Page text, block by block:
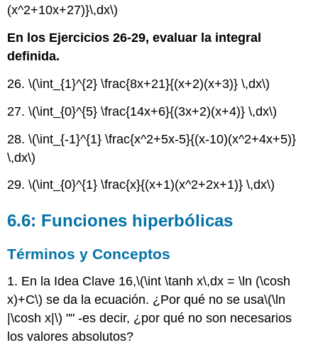
(x^2+10x+27)}\,dx\)
En los Ejercicios 26-29, evaluar la integral
definida.
26.\(\int_{1}^{2} \frac{8x+21}{(x+2)(x+3)} \,dx\)
27.\(\int_{0}^{5} \frac{14x+6}{(3x+2)(x+4)} \,dx\)
28.\(\int_{-1}^{1} \frac{x^2+5x-5}{(x-10)(x^2+4x+5)}
\,dx\)
29.\(\int_{0}^{1} \frac{x}{(x+1)(x^2+2x+1)} \,dx\)
6.6: Funciones hiperbólicas
Términos y Conceptos
1. En la Idea Clave 16,\(\int \tanh x\,dx = \ln (\cosh
x)+C\) se da la ecuación. ¿Por qué no se usa\(\ln
|\cosh x|\) "" -es decir, ¿por qué no son necesarios
los valores absolutos?